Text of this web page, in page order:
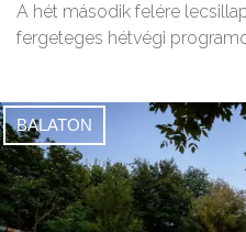
A hét második felére
fergeteges hétvégi
BALATON